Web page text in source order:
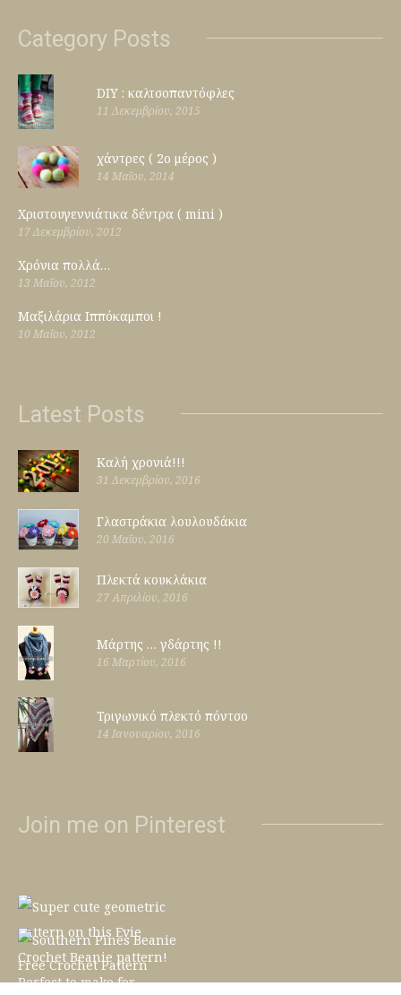
Category Posts
DIY : καλτσοπαντόφλες
11 Δεκεμβρίου, 2015
χάντρες ( 2ο μέρος )
14 Μαΐου, 2014
Χριστουγεννιάτικα δέντρα ( mini )
17 Δεκεμβρίου, 2012
Χρόνια πολλά…
13 Μαΐου, 2012
Μαξιλάρια Ιππόκαμποι !
10 Μαΐου, 2012
Latest Posts
Καλή χρονιά!!!
31 Δεκεμβρίου, 2016
Γλαστράκια λουλουδάκια
20 Μαΐου, 2016
Πλεκτά κουκλάκια
27 Απριλίου, 2016
Μάρτης … γδάρτης !!
16 Μαρτίου, 2016
Τριγωνικό πλεκτό πόντσο
14 Ιανουαρίου, 2016
Join me on Pinterest